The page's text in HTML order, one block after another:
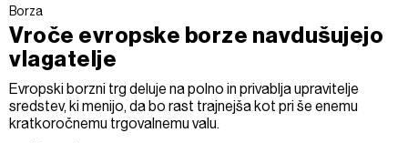
Borza
Vroče evropske borze navdušujejo
vlagatelje
Evropski borzni trg deluje na polno in privablja upravitelje
sredstev, ki menijo, da bo rast trajnejša kot pri še enemu
kratkoročnemu trgovalnemu valu.